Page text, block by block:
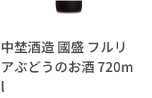
中埜酒造 國盛 フルリ
アぶどうのお酒 720m
l